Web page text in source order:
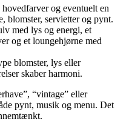
hovedfarver og eventuelt en
blomster, servietter og pynt.
med lys og energi, et
og et loungehjørne med
blomster, lys eller
skaber harmoni.
“vintage” eller
pynt, musik og menu. Det